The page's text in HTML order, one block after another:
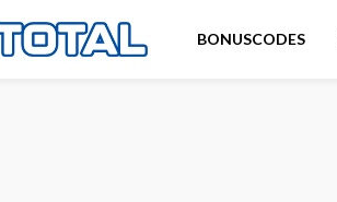
BONUSCODES